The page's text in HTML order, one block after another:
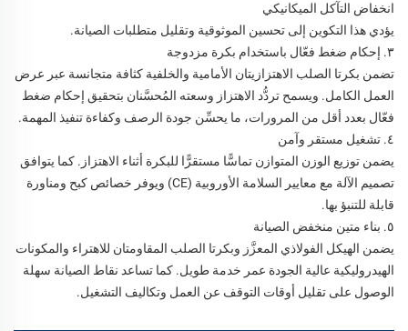
انخفاض التآكل الميكانيكي
يؤدي هذا التكوين إلى تحسين الموثوقية وتقليل متطلبات الصيانة.
٣. إحكام ضغط فعّال باستخدام بكرة مزدوجة
تضمن بكرتا الصلب الاهتزازيتان الأمامية والخلفية كثافة متجانسة عبر عرض
العمل الكامل. ويسمح تردُّد الاهتزاز وسعته المُحسَّنان بتحقيق إحكام ضغط
فعّال بعدد أقل من المرورات، ما يحسِّن جودة الرصف وكفاءة تنفيذ المهمة.
٤. تشغيل مستقر وآمن
يضمن توزيع الوزن المتوازن تماسًّا مستقرًّا للبكرة أثناء الاهتزاز. كما يتوافق
تصميم الآلة مع معايير السلامة الأوروبية (CE) ويوفر خصائص كبح ومناورة
قابلة للتنبؤ بها.
٥. بناء متين منخفض الصيانة
يضمن الهيكل الفولاذي المعزَّز وبكرتا الصلب المقاومتان للاهتراء والمكونات
الهيدروليكية عالية الجودة عمر خدمة طويل. كما تساعد نقاط الصيانة سهلة
الوصول على تقليل أوقات التوقف عن العمل وتكاليف التشغيل.